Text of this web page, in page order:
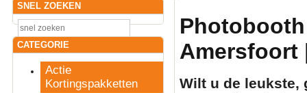
SNEL ZOEKEN
CATEGORIE
Actie
Kortingspakketten
Amersfoort
Wilt u de leukste,